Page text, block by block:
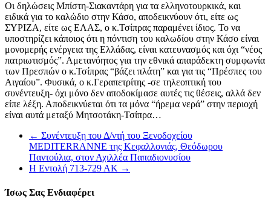
Οι δηλώσεις Μπίστη-Σιακαντάρη για τα ελληνοτουρκικά, και
ειδικά για το καλώδιο στην Κάσο, αποδεικνύουν ότι, είτε ως
ΣΥΡΙΖΑ, είτε ως ΕΛΑΣ, ο κ.Τσίπρας παραμένει ίδιος. Το να
υποστηρίζει κάποιος ότι η πόντιση του καλωδίου στην Κάσο είναι
μονομερής ενέργεια της Ελλάδας, είναι κατευνασμός και όχι “νέος
πατριωτισμός”. Αμετανόητος για την εθνικά απαράδεκτη συμφωνία
των Πρεσπών ο κ.Τσίπρας “βάζει πλάτη” και για τις “Πρέσπες του
Αιγαίου”. Φυσικά, ο κ.Γεραπετρίτης -σε τηλεοπτική του
συνέντευξη- όχι μόνο δεν αποδοκίμασε αυτές τις θέσεις, αλλά δεν
είπε λέξη. Αποδεικνύεται ότι τα μόνα “ήρεμα νερά” στην περιοχή
είναι αυτά μεταξύ Μητσοτάκη-Τσίπρα…
← Συνέντευξη του Δ/ντή του Ξενοδοχείου
MEDITERRANNE της Κεφαλλονιάς, Θεόδωρου
Παντούλια, στον Αχιλλέα Παπαδιονυσίου
Η Εντολή 713-729 ΑΚ →
Ίσως Σας Ενδιαφέρει